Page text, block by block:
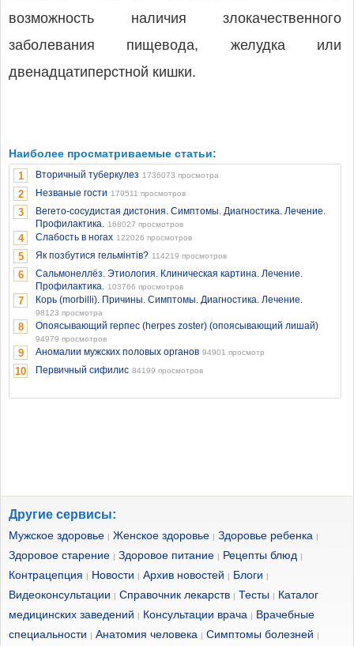
возможность наличия злокачественного
заболевания пищевода, желудка или
двенадцатиперстной кишки.
Наиболее просматриваемые статьи:
1 Вторичный туберкулез 1736073 просмотра
2 Незваные гости 179511 просмотров
3
Вегето-сосудистая дистония. Симптомы. Диагностика. Лечение.
Профилактика. 168027 просмотров
4 Слабость в ногах 122026 просмотров
5 Як позбутися гельмінтів? 114219 просмотров
6
Сальмонеллёз. Этиология. Клиническая картина. Лечение.
Профилактика. 103766 просмотров
7 Корь (morbilli). Причины. Симптомы. Диагностика. Лечение.
98123 просмотра
8 Опоясывающий герпес (herpes zoster) (опоясывающий лишай)
94979 просмотров
9 Аномалии мужских половых органов 94901 просмотр
10 Первичный сифилис 84199 просмотров
Другие сервисы:
Мужское здоровье | Женское здоровье | Здоровье ребенка |
Здоровое старение | Здоровое питание | Рецепты блюд |
Контрацепция | Новости | Архив новостей | Блоги |
Видеоконсультации | Справочник лекарств | Тесты | Каталог
медицинских заведений | Консультации врача | Врачебные
специальности | Анатомия человека | Симптомы болезней |